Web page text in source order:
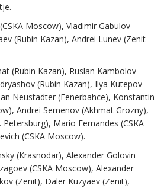
Moscow), Vladimir Gabulov
(Rubin Kazan), Andrei Lunev (Zenit
(Rubin Kazan), Ruslan Kambolov
(Rubin Kazan), Ilya Kutepov
Neustadter (Fenerbahce), Konstantin
Andrei Semenov (Akhmat Grozny),
Mario Fernandes (CSKA
(CSKA Moscow).
(Krasnodar), Alexander Golovin
(CSKA Moscow), Alexander
(Zenit), Daler Kuzyaev (Zenit),